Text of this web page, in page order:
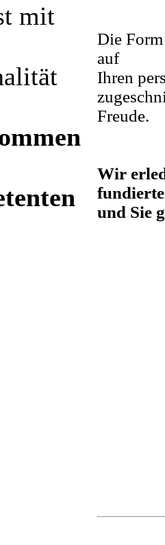
mit
Die
auf
Ihren
Freude.
Wir
und Sie